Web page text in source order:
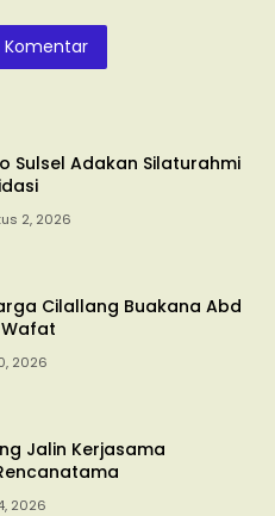
Makassar
Sulsel Adakan Silaturahmi
2, 2026
Cilallang Buakana Abd
2026
Jalin Kerjasama
2026